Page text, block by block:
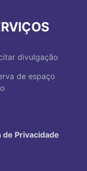
divulgação
de espaço
de Privacidade